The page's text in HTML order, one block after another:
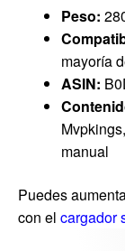
Peso:
mayoría
ASIN:
manual
Puedes
con el cargador